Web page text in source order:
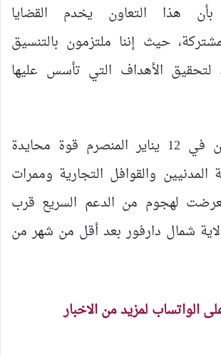
هذا التعاون يخدم القضايا
حيث إننا ملتزمون بالتنسيق
لتحقيق الأهداف التي تأسس عليها
وشكلت الحركتان في 12 يناير المنصرم قوة محايدة
والقوافل التجارية وممرات
لهجوم من الدعم السريع قرب
شمال دارفور بعد أقل من شهر من
الواتساب لمزيد من الاخبار